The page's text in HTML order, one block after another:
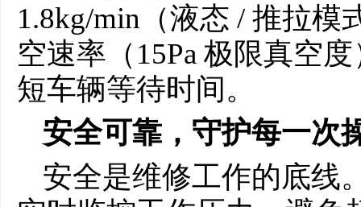
1.8kg/min（液态 / 推拉模
空速率（15Pa 极限真空
短车辆等待时间。
安全可靠，守护每一次
安全是维修工作的底线